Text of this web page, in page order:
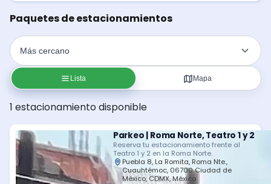
Paquetes de estacionamientos
Lista Mapa
1 estacionamiento disponible
Parkeo | Roma Norte, Teatro 1 y 2
Reserva tu estacionamiento frente al
Teatro 1 y 2 en la Roma Norte.
Puebla 8, La Romita, Roma Nte.,
Cuauhtémoc, 06700 Ciudad de
México, CDMX, México